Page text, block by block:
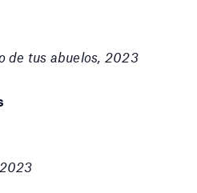
de tus abuelos, 2023